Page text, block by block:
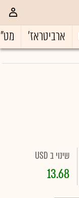
ארביטראז'
שינוי ב USD
13.68